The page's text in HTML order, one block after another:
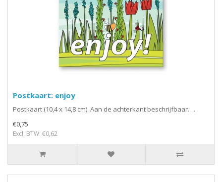
Postkaart: enjoy
Postkaart (10,4 x 14,8 cm). Aan de achterkant beschrijfbaar. ..
€0,75
Excl. BTW: €0,62